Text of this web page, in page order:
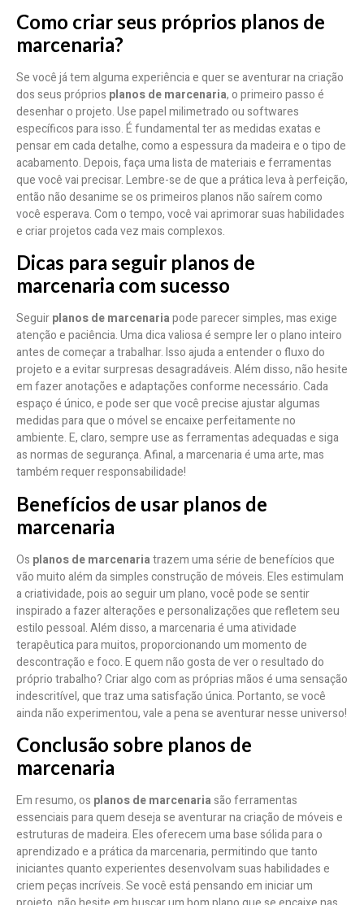
Como criar seus próprios planos de
marcenaria?
Se você já tem alguma experiência e quer se aventurar na criação
dos seus próprios planos de marcenaria, o primeiro passo é
desenhar o projeto. Use papel milimetrado ou softwares
específicos para isso. É fundamental ter as medidas exatas e
pensar em cada detalhe, como a espessura da madeira e o tipo de
acabamento. Depois, faça uma lista de materiais e ferramentas
que você vai precisar. Lembre-se de que a prática leva à perfeição,
então não desanime se os primeiros planos não saírem como
você esperava. Com o tempo, você vai aprimorar suas habilidades
e criar projetos cada vez mais complexos.
Dicas para seguir planos de
marcenaria com sucesso
Seguirplanos de marcenariapode parecer simples, mas exige
atenção e paciência. Uma dica valiosa é sempre ler o plano inteiro
antes de começar a trabalhar. Isso ajuda a entender o fluxo do
projeto e a evitar surpresas desagradáveis. Além disso, não hesite
em fazer anotações e adaptações conforme necessário. Cada
espaço é único, e pode ser que você precise ajustar algumas
medidas para que o móvel se encaixe perfeitamente no
ambiente. E, claro, sempre use as ferramentas adequadas e siga
as normas de segurança. Afinal, a marcenaria é uma arte, mas
também requer responsabilidade!
Benefícios de usar planos de
marcenaria
Os planos de marcenariatrazem uma série de benefícios que
vão muito além da simples construção de móveis. Eles estimulam
a criatividade, pois ao seguir um plano, você pode se sentir
inspirado a fazer alterações e personalizações que refletem seu
estilo pessoal. Além disso, a marcenaria é uma atividade
terapêutica para muitos, proporcionando um momento de
descontração e foco. E quem não gosta de ver o resultado do
próprio trabalho? Criar algo com as próprias mãos é uma sensação
indescritível, que traz uma satisfação única. Portanto, se você
ainda não experimentou, vale a pena se aventurar nesse universo!
Conclusão sobre planos de
marcenaria
Em resumo, os planos de marcenariasão ferramentas
essenciais para quem deseja se aventurar na criação de móveis e
estruturas de madeira. Eles oferecem uma base sólida para o
aprendizado e a prática da marcenaria, permitindo que tanto
iniciantes quanto experientes desenvolvam suas habilidades e
criem peças incríveis. Se você está pensando em iniciar um